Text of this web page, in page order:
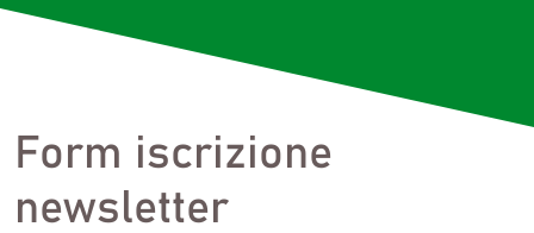
Form iscrizione
newsletter